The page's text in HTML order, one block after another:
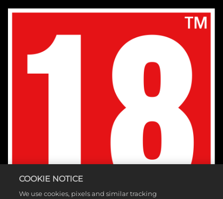
COOKIE NOTICE
We use cookies, pixels and similar tracking